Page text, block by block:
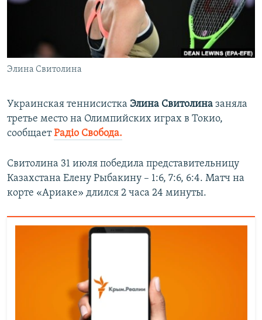
ПОБЕДИТЕЛЕЙ НЕ СУДЯТ?
КРЫМ.НЕПОКОРЕННЫЙ
УКРАИНСКАЯ ПРОБЛЕМА КРЫМА
Элина Свитолина
Украинская теннисистка Элина Свитолина заняла
третье место на Олимпийских играх в Токио,
сообщаетРадiо Свобода.
Свитолина 31 июля победила представительницу
Казахстана Елену Рыбакину – 1:6, 7:6, 6:4. Матч на
корте «Ариаке» длился 2 часа 24 минуты.